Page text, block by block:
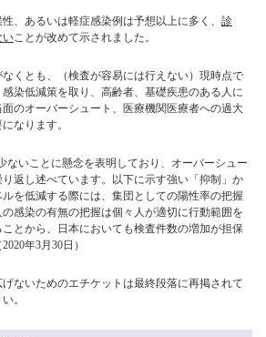
、あるいは軽症感染例は予想以上に多く、 診
いことが改めて示されました。
くとも、（検査が容易には行えない）現時点で
染低減策を取り、高齢者、基礎疾患のある人に
のオーバーシュート、医療機関医療者への過大
なります。
ないことに懸念を表明しており、オーバーシュー
り返し述べています。以下に示す強い「抑制」か
を低減する際には、集団としての陽性率の把握
感染の有無の把握は個々人が適切に行動範囲を
とから、日本においても検査件数の増加が担保
年3月30日）
ないためのエチケットは最終段落に再掲されて
。